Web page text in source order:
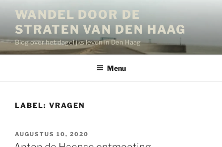
inhoud
WANDEL DOOR DE
STRATEN VAN DEN HAAG
Blog over het dagelijks leven in Den Haag
Menu
LABEL: VRAGEN
GEPLAATST
OP
AUGUSTUS 10, 2020